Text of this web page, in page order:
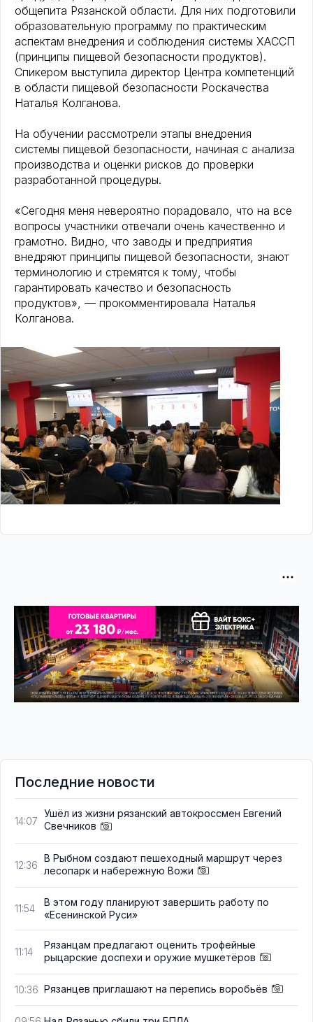
общепита Рязанской области. Для них подготовили
образовательную программу по практическим
аспектам внедрения и соблюдения системы ХАССП
(принципы пищевой безопасности продуктов).
Спикером выступила директор Центра компетенций
в области пищевой безопасности Роскачества
Наталья Колганова.
На обучении рассмотрели этапы внедрения
системы пищевой безопасности, начиная с анализа
производства и оценки рисков до проверки
разработанной процедуры.
«Сегодня меня невероятно порадовало, что на все
вопросы участники отвечали очень качественно и
грамотно. Видно, что заводы и предприятия
внедряют принципы пищевой безопасности, знают
терминологию и стремятся к тому, чтобы
гарантировать качество и безопасность
продуктов», — прокомментировала Наталья
Колганова.
Последние новости
14:07
Ушёл из жизни рязанский автокроссмен Евгений
Свечников
12:36
В Рыбном создают пешеходный маршрут через
лесопарк и набережную Вожи
11:54
В этом году планируют завершить работу по
«Есенинской Руси»
11:14
Рязанцам предлагают оценить трофейные
рыцарские доспехи и оружие мушкетёров
10:36 Рязанцев приглашают на перепись воробьёв